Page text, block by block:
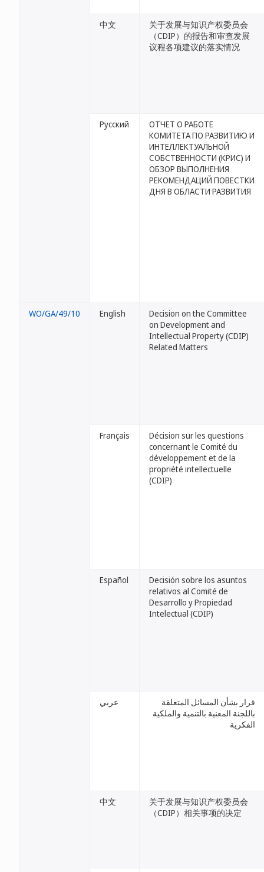
中文
关于发展与知识产权委员会
（CDIP）的报告和审查发展
议程各项建议的落实情况
Русский
ОТЧЕТ О РАБОТЕ
КОМИТЕТА ПО РАЗВИТИЮ И
ИНТЕЛЛЕКТУАЛЬНОЙ
СОБСТВЕННОСТИ (КРИС) И
ОБЗОР ВЫПОЛНЕНИЯ
РЕКОМЕНДАЦИЙ ПОВЕСТКИ
ДНЯ В ОБЛАСТИ РАЗВИТИЯ
WO/GA/49/10 English
Decision on the Committee
on Development and
Intellectual Property (CDIP)
Related Matters
Français
Décision sur les questions
concernant le Comité du
développement et de la
propriété intellectuelle
(CDIP)
Español
Decisión sobre los asuntos
relativos al Comité de
Desarrollo y Propiedad
Intelectual (CDIP)
عربي
قرار بشأن المسائل المتعلقة
باللجنة المعنية بالتنمية والملكية
الفكرية
中文
关于发展与知识产权委员会
（CDIP）相关事项的决定